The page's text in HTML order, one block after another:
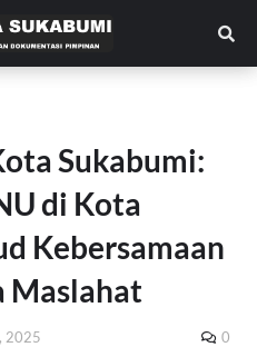
Sukabumi:
di Kota
Kebersamaan
Maslahat
2025 0